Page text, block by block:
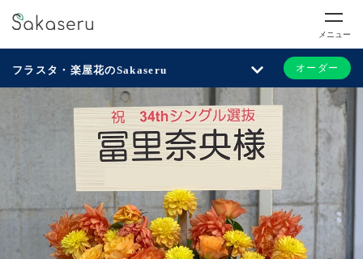
メニュー
フラスタ・楽屋花のSakaseru オーダー